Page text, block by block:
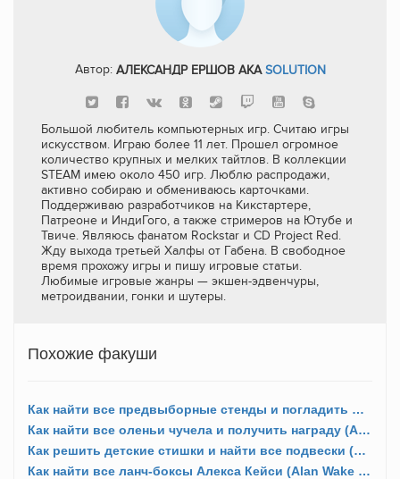
Автор: АЛЕКСАНДР ЕРШОВ AKASOLUTION
Большой любитель компьютерных игр. Считаю игры
искусством. Играю более 11 лет. Прошел огромное
количество крупных и мелких тайтлов. В коллекции
STEAM имею около 450 игр. Люблю распродажи,
активно собираю и обмениваюсь карточками.
Поддерживаю разработчиков на Кикстартере,
Патреоне и ИндиГого, а также стримеров на Ютубе и
Твиче. Являюсь фанатом Rockstar и CD Project Red.
Жду выхода третьей Халфы от Габена. В свободное
время прохожу игры и пишу игровые статьи.
Любимые игровые жанры — экшен-эдвенчуры,
метроидвании, гонки и шутеры.
Похожие факуши
Как найти все предвыборные стенды и погладить мэра Сэттера (Alan Wake 2)?
Как найти все оленьи чучела и получить награду (Alan Wake 2)?
Как решить детские стишки и найти все подвески (Alan Wake 2)?
Как найти все ланч-боксы Алекса Кейси (Alan Wake 2)?